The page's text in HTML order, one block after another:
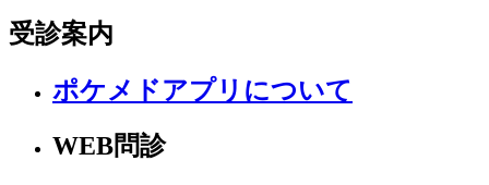
受診案内
ポケメドアプリについて
WEB問診